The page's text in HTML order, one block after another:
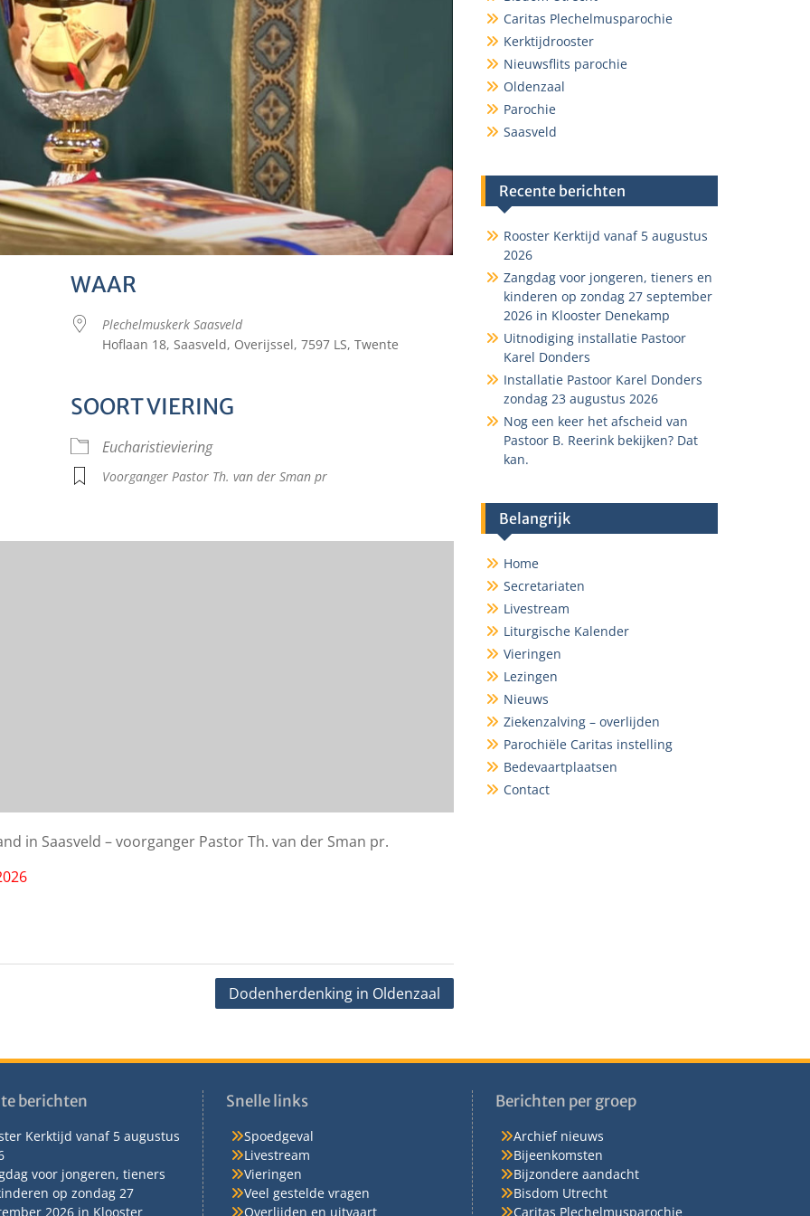
Outlook Live
WAAR
Plechelmuskerk Saasveld
Hoflaan 18, Saasveld, Overijssel, 7597 LS, Twente
SOORT VIERING
Eucharistieviering
Voorganger Pastor Th. van der Sman pr
in Saasveld – voorganger Pastor Th. van der Sman pr.
Dodenherdenking in Oldenzaal
Caritas Plechelmusparochie
Kerktijdrooster
Nieuwsflits parochie
Oldenzaal
Parochie
Saasveld
Recente berichten
Rooster Kerktijd vanaf 5 augustus
2026
Zangdag voor jongeren, tieners en
kinderen op zondag 27 september
2026 in Klooster Denekamp
Uitnodiging installatie Pastoor
Karel Donders
Installatie Pastoor Karel Donders
zondag 23 augustus 2026
Nog een keer het afscheid van
Pastoor B. Reerink bekijken? Dat
kan.
Belangrijk
Home
Secretariaten
Livestream
Liturgische Kalender
Vieringen
Lezingen
Nieuws
Ziekenzalving – overlijden
Parochiële Caritas instelling
Bedevaartplaatsen
Contact
berichten
Kerktijd vanaf 5 augustus
voor jongeren, tieners
op zondag 27
2026 in Klooster
Snelle links
Spoedgeval
Livestream
Vieringen
Veel gestelde vragen
Overlijden en uitvaart
Berichten per groep
Archief nieuws
Bijeenkomsten
Bijzondere aandacht
Bisdom Utrecht
Caritas Plechelmusparochie